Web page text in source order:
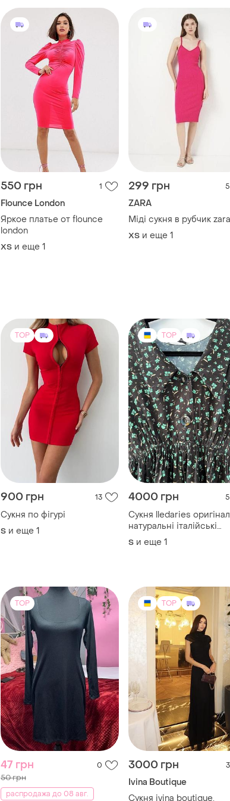
550 грн 1
Flounce London
Яркое платье от flounce
london
ХS и еще 1
299 грн 5
ZARA
Міді сукня в рубчик zara
ХS и еще 1
TOP
900 грн 13
Сукня по фігурі
S и еще 1
TOP
4000 грн 5
Сукня lledaries
натуральні італійські
тканини | xs–m
S и еще 1
TOP
47 грн 0
50 грн
распродажа до 08 авг.
TOP
3000 грн 3
Ivina Boutique
Сукня ivina boutique,